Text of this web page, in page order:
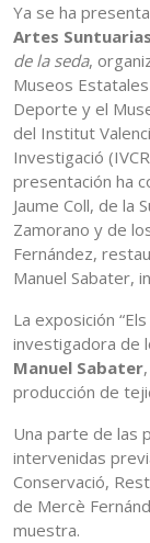
Ya se ha
Artes Suntuarias
de la seda,
Museos
Deporte y el
del Institut
Investigació
presentación ha
Jaume Coll, de la
Zamorano y de
Fernández,
Manuel Sabater,
La exposición
investigadora de
Manuel Sabater
producción de
Una parte de las
intervenidas
Conservació,
de Mercè
muestra.